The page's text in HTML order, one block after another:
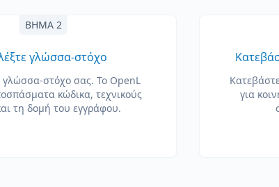
ΒΉΜΑ 2
γλώσσα-στόχο
γλώσσα-στόχο σας. Το OpenL
κώδικα, τεχνικούς
τη δομή του εγγράφου.
για